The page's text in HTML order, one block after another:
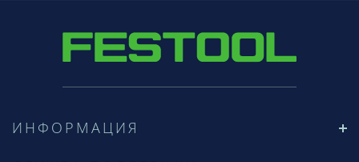
ИНФОРМАЦИЯ